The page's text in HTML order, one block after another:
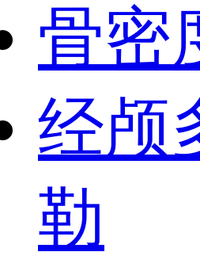
骨密
经颅
勒